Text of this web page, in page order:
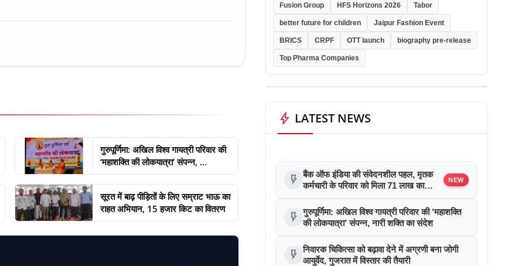
गुरुपूर्णिमा: अखिल विश्व गायत्री परिवार की
‘महाशक्ति की लोकयात्रा’ संपन्न, ...
सूरत में बाढ़ पीड़ितों के लिए सम्राट भाऊ का
राहत अभियान, 15 हजार किट का वितरण
Fusion Group HFS Horizons 2026 Tabor
better future for children Jaipur Fashion Event
BRICS CRPF OTT launch biography pre-release
Top Pharma Companies
bolt LATEST NEWS
flash_on बैंक ऑफ इंडिया की संवेदनशील पहल, मृतक
कर्मचारी के परिवार को मिला 71 लाख का
NEW
flash_on गुरुपूर्णिमा: अखिल विश्व गायत्री परिवार की ‘महाशक्ति
की लोकयात्रा’ संपन्न, नारी शक्ति का संदेश
flash_on निवारक चिकित्सा को बढ़ावा देने में अग्रणी बना जोगी
आयुर्वेद, गुजरात में विस्तार की तैयारी